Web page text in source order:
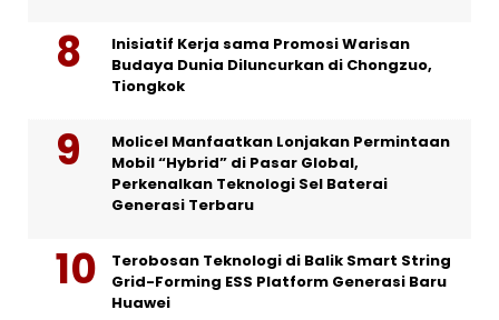
Inisiatif Kerja sama Promosi Warisan
Budaya Dunia Diluncurkan di Chongzuo,
Tiongkok
Molicel Manfaatkan Lonjakan Permintaan
Mobil “Hybrid” di Pasar Global,
Perkenalkan Teknologi Sel Baterai
Generasi Terbaru
Terobosan Teknologi di Balik Smart String
Grid-Forming ESS Platform Generasi Baru
Huawei